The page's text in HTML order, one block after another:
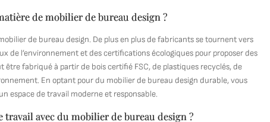
de mobilier de bureau design ?
de bureau design. De plus en plus de fabricants se tournent vers
de l’environnement et des certifications écologiques pour proposer des
fabriqué à partir de bois certifié FSC, de plastiques recyclés, de
En optant pour du mobilier de bureau design durable, vous
espace de travail moderne et responsable.
travail avec du mobilier de bureau design ?